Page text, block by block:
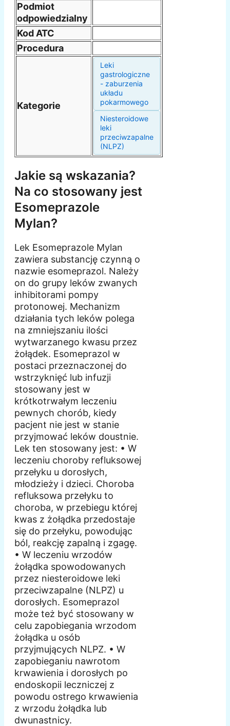
Podmiot
odpowiedzialny
Kod ATC
Procedura
Kategorie
Leki
gastrologiczne
- zaburzenia
układu
pokarmowego
Niesteroidowe
leki
przeciwzapalne
(NLPZ)
Jakie są wskazania?
Na co stosowany jest
Esomeprazole
Mylan?
Lek Esomeprazole Mylan
zawiera substancję czynną o
nazwie esomeprazol. Należy
on do grupy leków zwanych
inhibitorami pompy
protonowej. Mechanizm
działania tych leków polega
na zmniejszaniu ilości
wytwarzanego kwasu przez
żołądek. Esomeprazol w
postaci przeznaczonej do
wstrzyknięć lub infuzji
stosowany jest w
krótkotrwałym leczeniu
pewnych chorób, kiedy
pacjent nie jest w stanie
przyjmować leków doustnie.
Lek ten stosowany jest: • W
leczeniu choroby refluksowej
przełyku u dorosłych,
młodzieży i dzieci. Choroba
refluksowa przełyku to
choroba, w przebiegu której
kwas z żołądka przedostaje
się do przełyku, powodując
ból, reakcję zapalną i zgagę.
• W leczeniu wrzodów
żołądka spowodowanych
przez niesteroidowe leki
przeciwzapalne (NLPZ) u
dorosłych. Esomeprazol
może też być stosowany w
celu zapobiegania wrzodom
żołądka u osób
przyjmujących NLPZ. • W
zapobieganiu nawrotom
krwawienia i dorosłych po
endoskopii leczniczej z
powodu ostrego krwawienia
z wrzodu żołądka lub
dwunastnicy.